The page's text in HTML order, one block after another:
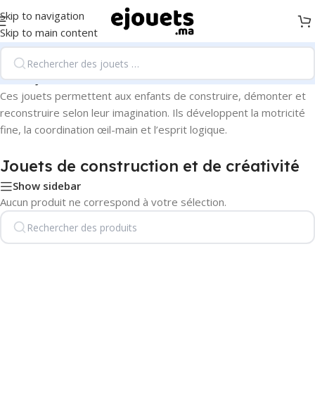
Skip to navigation
Skip to main content
Accueil/Jouets de construction et de créativité
Ces jouets permettent aux enfants de construire, démonter et
reconstruire selon leur imagination. Ils développent la motricité
fine, la coordination œil-main et l’esprit logique.
Jouets de construction et de créativité
Show sidebar
Aucun produit ne correspond à votre sélection.